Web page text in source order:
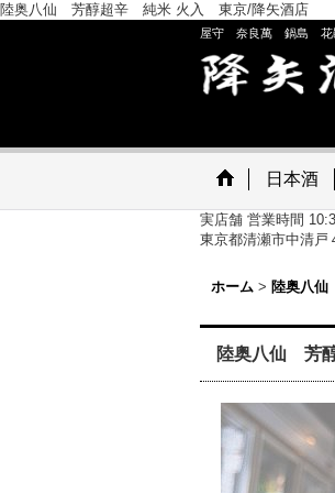
陸奥八仙 芳醇超辛 純米 火入 東京/降矢酒店
屋守 奈良萬 鍋島
日本酒
実店舗 営業時間
東京都清瀬市中清戸
ホーム > 陸奥八仙
陸奥八仙 芳